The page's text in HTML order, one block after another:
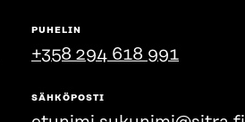
PUHELIN
+358 294 618 991
SÄHKÖPOSTI